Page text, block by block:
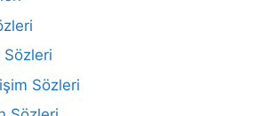
Sözleri
Sözleri